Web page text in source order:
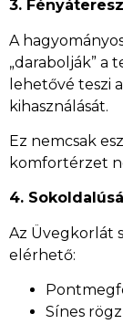
3.
A
„darabolják” a
lehetővé teszi
kihasználását.
Ez nemcsak
komfortérzet
4.
Az Üvegkorlát
elérhető:
Sínes